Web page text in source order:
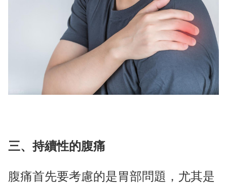
三、持續性的腹痛
腹痛首先要考慮的是胃部問題，尤其是